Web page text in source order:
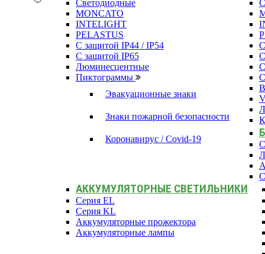
Светодиодные
MONCATO
INTELIGHT
PELASTUS
С защитой IP44 / IP54
С защитой IP65
Люминесцентные
Пиктограммы
Эвакуационные знаки
Знаки пожарной безопасности
Коронавирус / Covid-19
АККУМУЛЯТОРНЫЕ СВЕТИЛЬНИКИ
Серия EL
Серия KL
Аккумуляторные прожектора
Аккумуляторные лампы